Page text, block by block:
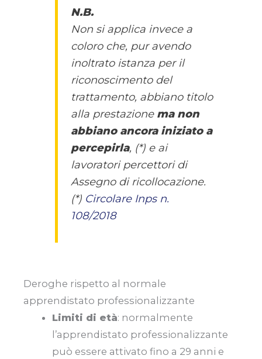
N.B.
Non si applica invece a
coloro che, pur avendo
inoltrato istanza per il
riconoscimento del
trattamento, abbiano titolo
alla prestazione ma non
abbiano ancora iniziato a
percepirla, (*) e ai
lavoratori percettori di
Assegno di ricollocazione.
(*) Circolare Inps n.
108/2018
Deroghe rispetto al normale
apprendistato professionalizzante
Limiti di età: normalmente
l’apprendistato professionalizzante
può essere attivato fino a 29 anni e